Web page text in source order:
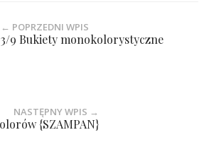
← POPRZEDNI WPIS
3/9 Bukiety monokolorystyczne
NASTĘPNY WPIS →
{SZAMPAN}